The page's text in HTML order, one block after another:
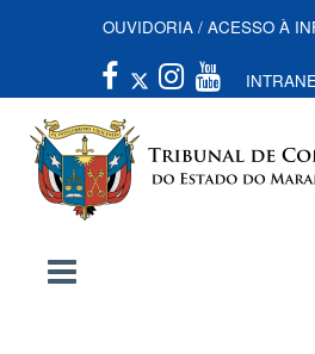
OUVIDORIA / ACESSO À